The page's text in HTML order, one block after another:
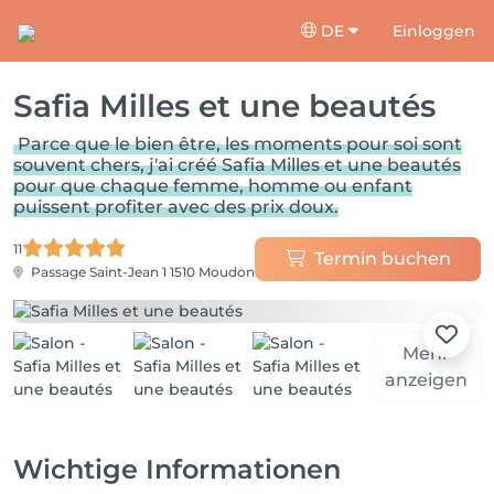
DE Einloggen
Safia Milles et une beautés
Parce que le bien être, les moments pour soi sont
souvent chers, j'ai créé Safia Milles et une beautés
pour que chaque femme, homme ou enfant
puissent profiter avec des prix doux.
11
Passage Saint-Jean 1 1510 Moudon
Termin buchen
Mehr
anzeigen
Wichtige Informationen